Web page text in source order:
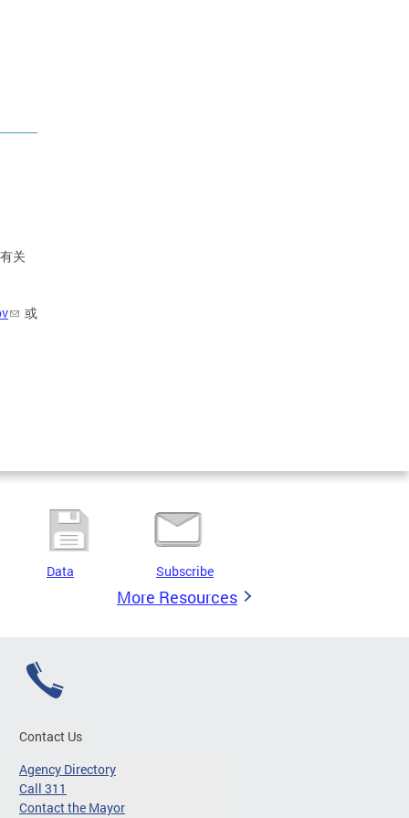
关
或
Data Subscribe
More Resources
Contact Us
Agency Directory
Call 311
Contact the Mayor